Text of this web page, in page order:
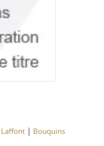
Laffont| Bouquins